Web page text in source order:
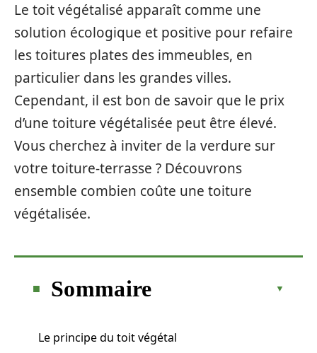
Le toit végétalisé apparaît comme une
solution écologique et positive pour refaire
les toitures plates des immeubles, en
particulier dans les grandes villes.
Cependant, il est bon de savoir que le prix
d’une toiture végétalisée peut être élevé.
Vous cherchez à inviter de la verdure sur
votre toiture-terrasse ? Découvrons
ensemble combien coûte une toiture
végétalisée.
Sommaire
Le principe du toit végétal